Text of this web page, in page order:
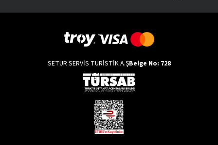
SETUR SERVİS TURİSTİK A.ŞBelge No: 728